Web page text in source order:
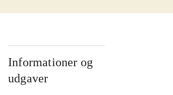
Informationer og
udgaver